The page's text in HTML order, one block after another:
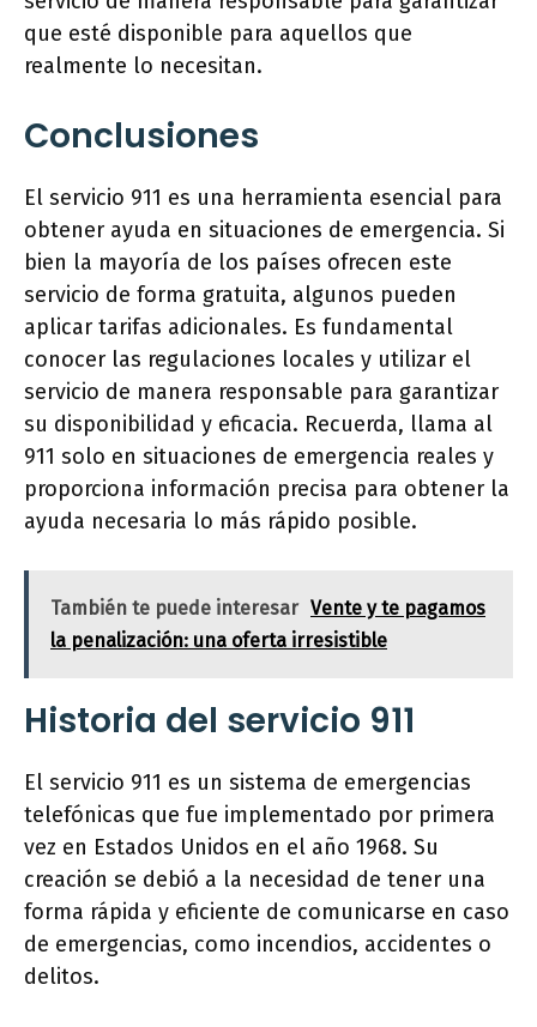
que esté disponible para aquellos que
realmente lo necesitan.
Conclusiones
El servicio 911 es una herramienta esencial para
obtener ayuda en situaciones de emergencia. Si
bien la mayoría de los países ofrecen este
servicio de forma gratuita, algunos pueden
aplicar tarifas adicionales. Es fundamental
conocer las regulaciones locales y utilizar el
servicio de manera responsable para garantizar
su disponibilidad y eficacia. Recuerda, llama al
911 solo en situaciones de emergencia reales y
proporciona información precisa para obtener la
ayuda necesaria lo más rápido posible.
También te puede interesar Vente y te pagamos
la penalización: una oferta irresistible
Historia del servicio 911
El servicio 911 es un sistema de emergencias
telefónicas que fue implementado por primera
vez en Estados Unidos en el año 1968. Su
creación se debió a la necesidad de tener una
forma rápida y eficiente de comunicarse en caso
de emergencias, como incendios, accidentes o
delitos.